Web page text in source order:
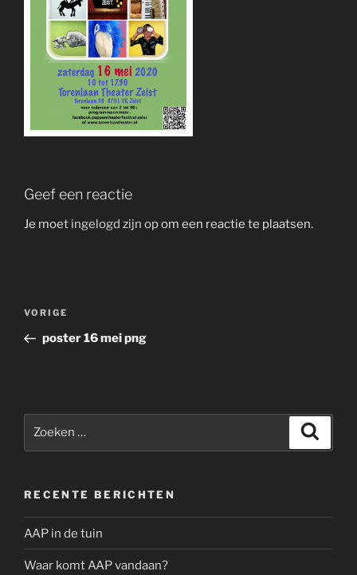
Geef een reactie
Je moet ingelogd zijn opom een reactie te plaatsen.
Bericht
Vorig
bericht
VORIGE
poster 16 mei png
RECENTE BERICHTEN
AAP in de tuin
Waar komt AAP vandaan?